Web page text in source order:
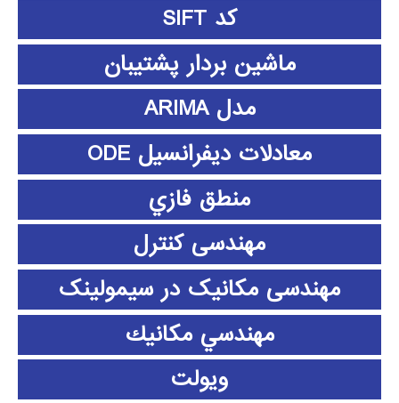
کد SIFT
ماشین بردار پشتیبان
مدل ARIMA
معادلات دیفرانسیل ODE
منطق فازي
مهندسی کنترل
مهندسی مکانیک در سیمولینک
مهندسي مكانيك
ویولت